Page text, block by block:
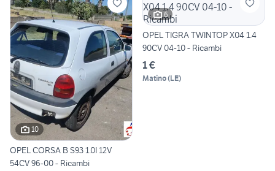
10
OPEL CORSA B S93 1.0I 12V
54CV 96-00 - Ricambi
6
OPEL TIGRA TWINTOP X04 1.4
90CV 04-10 - Ricambi
1 €
Matino(LE)